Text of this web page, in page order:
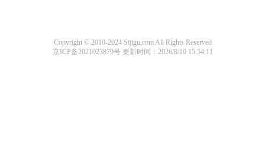
Copyright © 2010-2024 Sijigu.com All Rights Reserved
京ICP备2021023879号 更新时间：2026/8/10 15:54:11